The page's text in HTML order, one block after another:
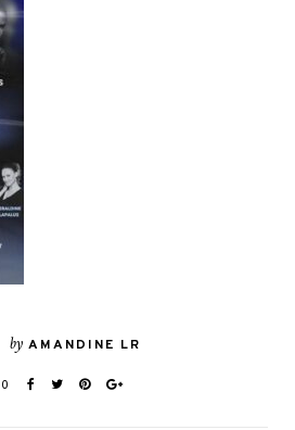
by AMANDINE LR
0